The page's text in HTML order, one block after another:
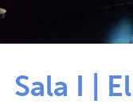
Sala I |